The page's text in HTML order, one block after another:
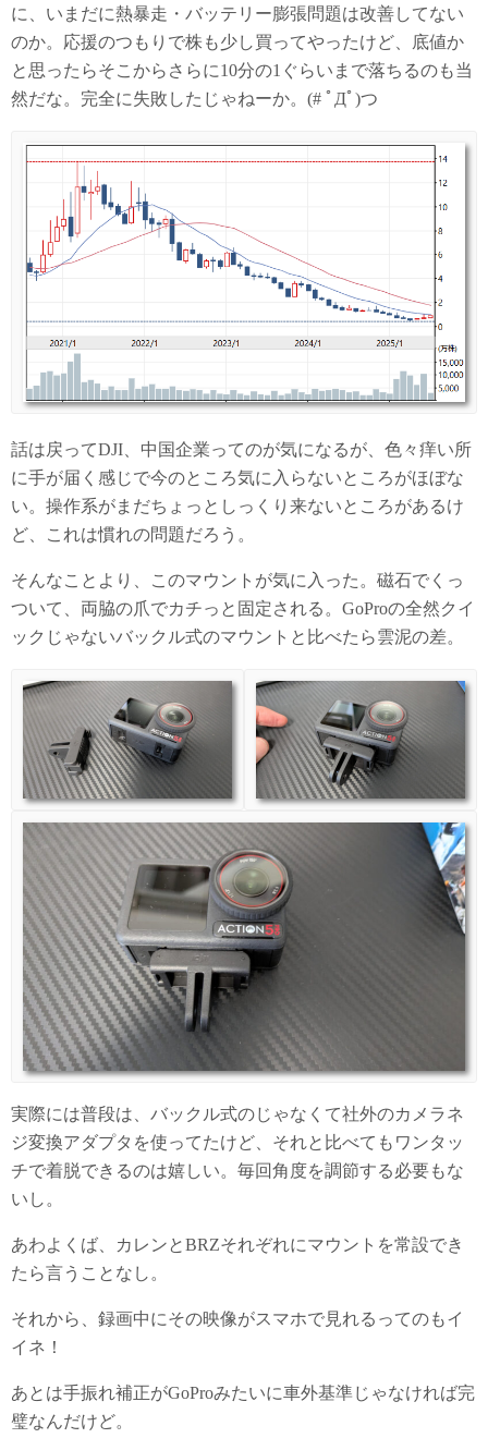
に、いまだに熱暴走・バッテリー膨張問題は改善してない
のか。応援のつもりで株も少し買ってやったけど、底値か
と思ったらそこからさらに10分の1ぐらいまで落ちるのも当
然だな。完全に失敗したじゃねーか。(# ﾟДﾟ)つ
話は戻ってDJI、中国企業ってのが気になるが、色々痒い所
に手が届く感じで今のところ気に入らないところがほぼな
い。操作系がまだちょっとしっくり来ないところがあるけ
ど、これは慣れの問題だろう。
そんなことより、このマウントが気に入った。磁石でくっ
ついて、両脇の爪でカチっと固定される。GoProの全然クイ
ックじゃないバックル式のマウントと比べたら雲泥の差。
実際には普段は、バックル式のじゃなくて社外のカメラネ
ジ変換アダプタを使ってたけど、それと比べてもワンタッ
チで着脱できるのは嬉しい。毎回角度を調節する必要もな
いし。
あわよくば、カレンとBRZそれぞれにマウントを常設でき
たら言うことなし。
それから、録画中にその映像がスマホで見れるってのもイ
イネ！
あとは手振れ補正がGoProみたいに車外基準じゃなければ完
璧なんだけど。